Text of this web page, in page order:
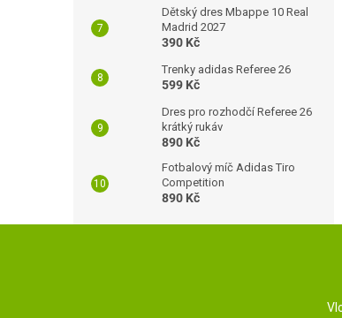
Dětský dres Mbappe 10 Real
Madrid 2027
390 Kč
Trenky adidas Referee 26
599 Kč
Dres pro rozhodčí Referee 26
krátký rukáv
890 Kč
Fotbalový míč Adidas Tiro
Competition
890 Kč